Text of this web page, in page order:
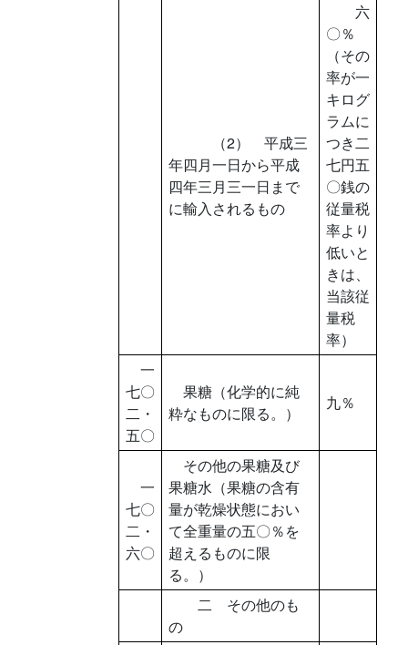
（2） 平成三
年四月一日から平成
四年三月三一日まで
に輸入されるもの
六
〇％
（その
率が一
キログ
ラムに
つき二
七円五
〇銭の
従量税
率より
低いと
きは、
当該従
量税
率）
一
七〇
二・
五〇
果糖（化学的に純
粋なものに限る。）
九％
一
七〇
二・
六〇
その他の果糖及び
果糖水（果糖の含有
量が乾燥状態におい
て全重量の五〇％を
超えるものに限
る。）
二 その他のも
の